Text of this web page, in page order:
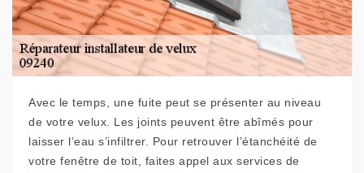
Avec le temps, une fuite peut se présenter au niveau
de votre velux. Les joints peuvent être abîmés pour
laisser l’eau s’infiltrer. Pour retrouver l’étanchéité de
votre fenêtre de toit, faites appel aux services de